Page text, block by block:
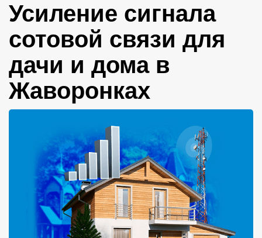
Усиление сигнала
сотовой связи для
дачи и дома в
Жаворонках